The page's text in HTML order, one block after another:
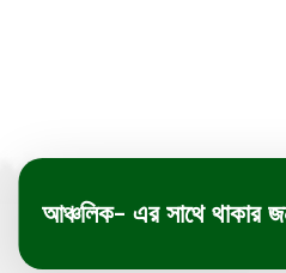
আঞ্চলিক- এর সাথে থাকার